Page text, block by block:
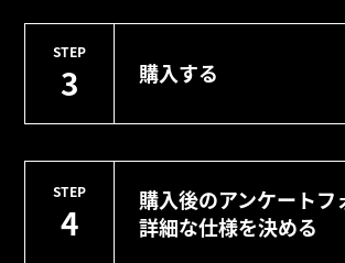
STEP
3 購入する
STEP
4
購入後のアンケートフ
詳細な仕様を決める